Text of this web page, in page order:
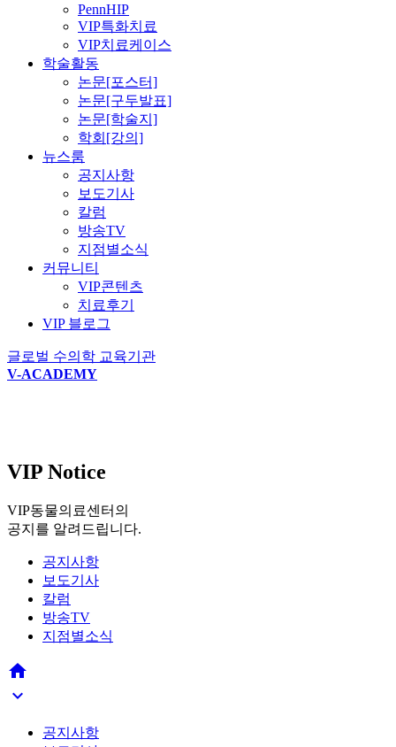
PennHIP
VIP특화치료
VIP치료케이스
학술활동
논문[포스터]
논문[구두발표]
논문[학술지]
학회[강의]
뉴스룸
공지사항
보도기사
칼럼
방송TV
지점별소식
커뮤니티
VIP콘텐츠
치료후기
VIP 블로그
글로벌 수의학 교육기관
V-ACADEMY
VIP Notice
VIP동물의료센터의
공지를 알려드립니다.
공지사항
보도기사
칼럼
방송TV
지점별소식


공지사항